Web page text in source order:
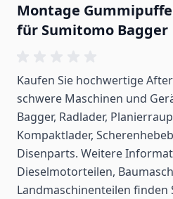
Montage
für Sumitomo Bagger
Kaufen Sie hochwertige
schwere Maschinen und
Bagger, Radlader,
Kompaktlader,
Disenparts. Weitere
Dieselmotorteilen,
Landmaschinenteilen finden